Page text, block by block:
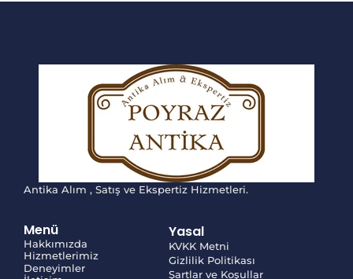
Antika Alım , Satış ve Ekspertiz Hizmetleri.
Menü
Hakkımızda
Hizmetlerimiz
Deneyimler
Yasal
KVKK Metni
Gizlilik Politikası
Şartlar ve Koşullar